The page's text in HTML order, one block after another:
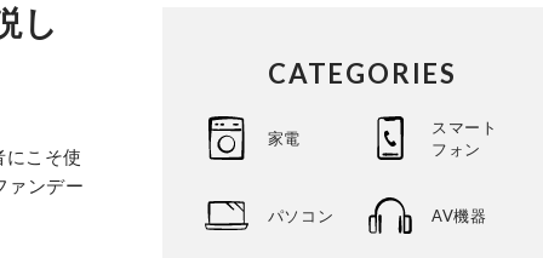
し
こそ使
ァンデー
CATEGORIES
家電
スマート
フォン
パソコン AV機器